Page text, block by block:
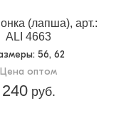
(лапша), арт.:
ALI 4663
: 56, 62
Цена оптом
240руб.